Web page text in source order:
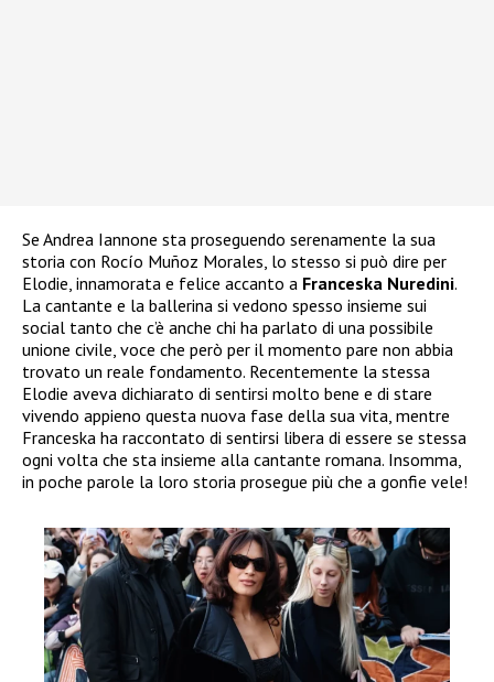
Se Andrea Iannone sta proseguendo serenamente la sua
storia con Rocío Muñoz Morales, lo stesso si può dire per
Elodie, innamorata e felice accanto a Franceska Nuredini.
La cantante e la ballerina si vedono spesso insieme sui
social tanto che c’è anche chi ha parlato di una possibile
unione civile, voce che però per il momento pare non abbia
trovato un reale fondamento. Recentemente la stessa
Elodie aveva dichiarato di sentirsi molto bene e di stare
vivendo appieno questa nuova fase della sua vita, mentre
Franceska ha raccontato di sentirsi libera di essere se stessa
ogni volta che sta insieme alla cantante romana. Insomma,
in poche parole la loro storia prosegue più che a gonfie vele!